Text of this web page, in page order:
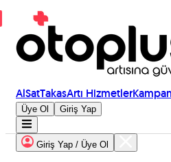
AlSatTakasArtı Hizmetler
Üye Ol Giriş Yap
Giriş Yap / Üye Ol